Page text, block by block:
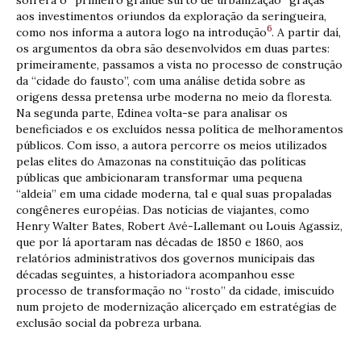
aos investimentos oriundos da exploração da seringueira,
como nos informa a autora logo na introdução6. A partir daí,
os argumentos da obra são desenvolvidos em duas partes:
primeiramente, passamos a vista no processo de construção
da “cidade do fausto”, com uma análise detida sobre as
origens dessa pretensa urbe moderna no meio da floresta.
Na segunda parte, Edinea volta-se para analisar os
beneficiados e os excluídos nessa política de melhoramentos
públicos. Com isso, a autora percorre os meios utilizados
pelas elites do Amazonas na constituição das políticas
públicas que ambicionaram transformar uma pequena
“aldeia” em uma cidade moderna, tal e qual suas propaladas
congêneres européias. Das notícias de viajantes, como
Henry Walter Bates, Robert Avé-Lallemant ou Louis Agassiz,
que por lá aportaram nas décadas de 1850 e 1860, aos
relatórios administrativos dos governos municipais das
décadas seguintes, a historiadora acompanhou esse
processo de transformação no “rosto” da cidade, imiscuído
num projeto de modernização alicerçado em estratégias de
exclusão social da pobreza urbana.